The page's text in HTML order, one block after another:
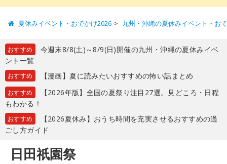
夏休みイベント・おでかけ2026 九州・沖縄の夏休みイベント・お
おすすめ
今週末8/8(土)～8/9(日)開催の九州・沖縄の夏休みイベ
ント一覧
おすすめ 【漫画】夏に読みたいおすすめの怖い話まとめ
おすすめ
【2026年版】全国の夏祭り注目27選。見どころ・日程
もわかる！
おすすめ
【2026夏休み】おうち時間を充実させるおすすめの過
ごし方ガイド
日田祇園祭